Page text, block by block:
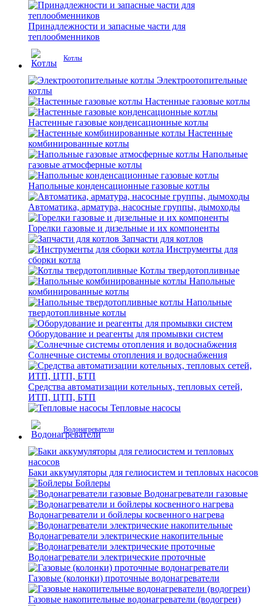
Принадлежности и запасные части для
теплообменников
Котлы
Электроотопительные
котлы
Настенные газовые котлы
Настенные газовые конденсационные котлы
Настенные
комбинированные котлы
Напольные
газовые атмосферные котлы
Напольные конденсационные газовые котлы
Автоматика, арматура, насосные группы, дымоходы
Горелки газовые и дизельные и их компоненты
Запчасти для котлов
Инструменты для
сборки котла
Котлы твердотопливные
Напольные
комбинированные котлы
Напольные
твердотопливные котлы
Оборудование и реагенты для промывки систем
Солнечные системы отопления и водоснабжения
Средства автоматизации котельных, тепловых сетей,
ИТП, ЦТП, БТП
Тепловые насосы
Водонагреватели
Баки аккумуляторы для гелиосистем и тепловых насосов
Бойлеры
Водонагреватели газовые
Водонагреватели и бойлеры косвенного нагрева
Водонагреватели электрические накопительные
Водонагреватели электрические проточные
Газовые (колонки) проточные водонагреватели
Газовые накопительные водонагреватели (водогреи)